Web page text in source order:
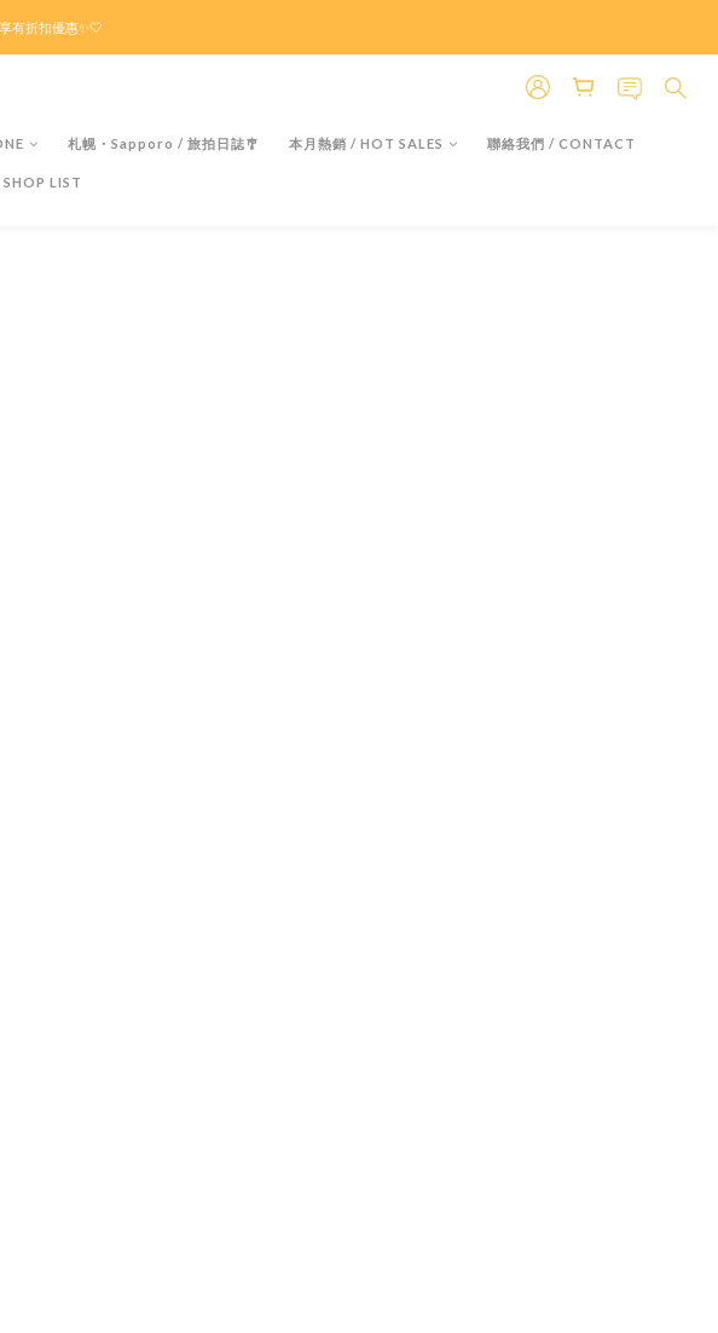
下單現貨最快即日出貨！＊假日除外
有折扣優惠✨🤍
下單現貨最快即日出貨！＊假日除外
札幌・Sapporo / 旅拍日誌🎐 本月熱銷 / HOT SALES 聯絡我們 / CONTACT
SHOP LIST